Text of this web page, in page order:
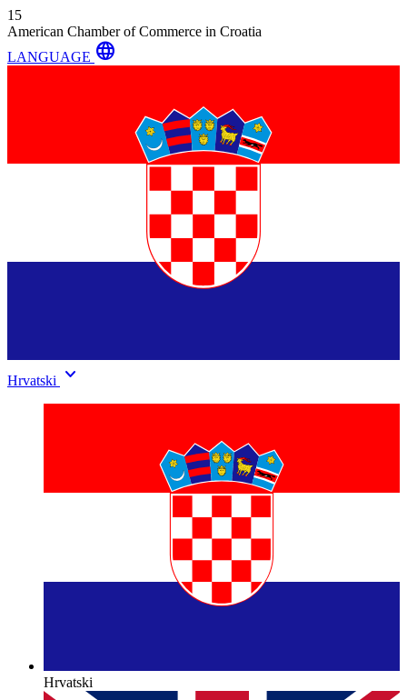
15
American Chamber of Commerce in Croatia
LANGUAGE language
Hrvatski keyboard_arrow_down
Hrvatski